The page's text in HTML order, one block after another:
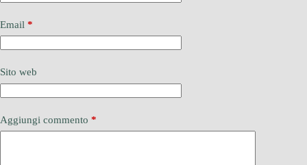
Email *
Sito web
Aggiungi commento *